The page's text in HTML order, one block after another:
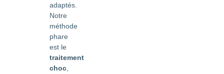
adaptés.
Notre
méthode
phare
est le
traitement
choc,